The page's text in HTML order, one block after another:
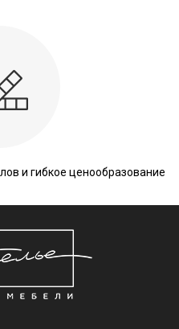
и гибкое ценообразование